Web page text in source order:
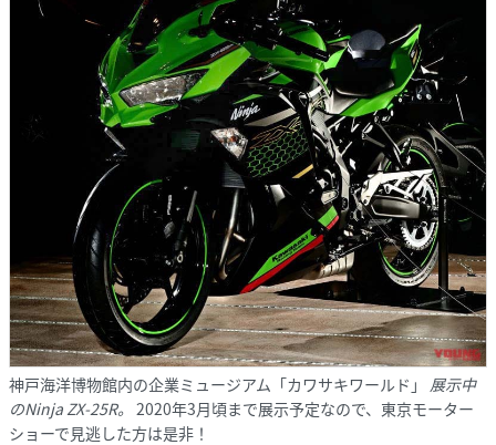
神戸海洋博物館内の企業ミュージアム「カワサキワールド」 展示中
のNinja ZX-25R。 2020年3月頃まで展示予定なので、東京モーター
ショーで見逃した方は是非！